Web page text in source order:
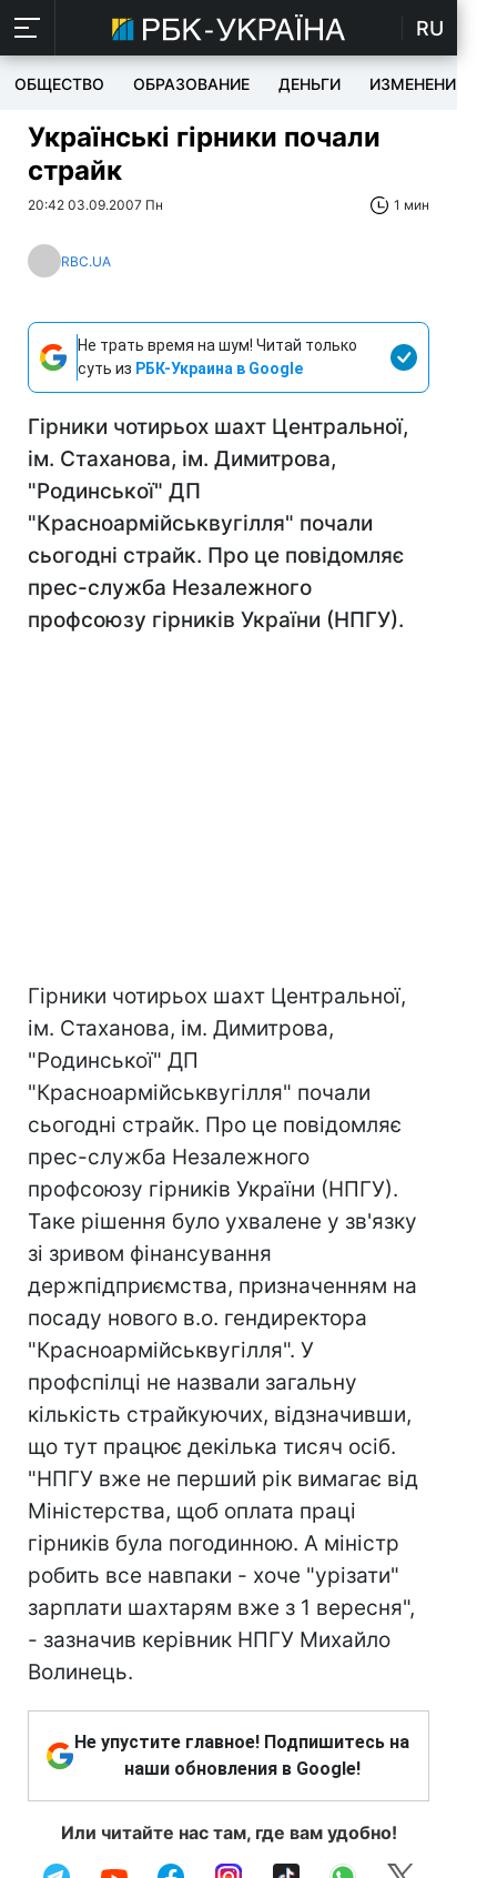
RU
ОБЩЕСТВО ОБРАЗОВАНИЕ ДЕНЬГИ ИЗМЕНЕНИЯ
Українські гірники почали
страйк
20:42 03.09.2007 Пн 1 мин
RBC.UA
Не трать время на шум! Читай только
суть из РБК-Украина в Google
Гірники чотирьох шахт Центральної,
ім. Стаханова, ім. Димитрова,
"Родинської" ДП
"Красноармійськвугілля" почали
сьогодні страйк. Про це повідомляє
прес-служба Незалежного
профсоюзу гірників України (НПГУ).
Гірники чотирьох шахт Центральної,
ім. Стаханова, ім. Димитрова,
"Родинської" ДП
"Красноармійськвугілля" почали
сьогодні страйк. Про це повідомляє
прес-служба Незалежного
профсоюзу гірників України (НПГУ).
Таке рішення було ухвалене у зв'язку
зі зривом фінансування
держпідприємства, призначенням на
посаду нового в.о. гендиректора
"Красноармійськвугілля". У
профспілці не назвали загальну
кількість страйкуючих, відзначивши,
що тут працює декілька тисяч осіб.
"НПГУ вже не перший рік вимагає від
Міністерства, щоб оплата праці
гірників була погодинною. А міністр
робить все навпаки - хоче "урізати"
зарплати шахтарям вже з 1 вересня",
- зазначив керівник НПГУ Михайло
Волинець.
Не упустите главное! Подпишитесь на
наши обновления в Google!
Или читайте нас там, где вам удобно!